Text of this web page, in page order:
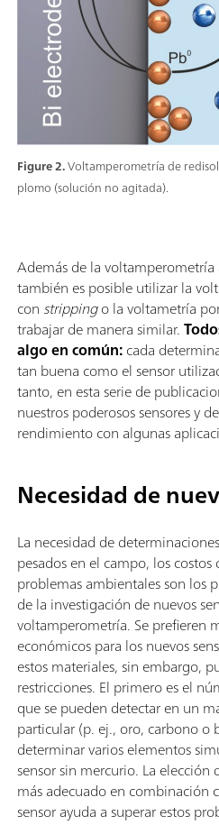
Figure 2.Voltamperometría de
plomo (solución no agitada).
Además de la
también es posible utilizar la
con strippingo la voltametría
trabajar de manera similar.
algo en común:cada
tan buena como el sensor
tanto, en esta serie de
nuestros poderosos sensores y
rendimiento con algunas
Necesidad de
La necesidad de
pesados en el campo, los costos
problemas ambientales son los
de la investigación de nuevos
voltamperometría. Se prefieren
económicos para los nuevos
estos materiales, sin embargo,
restricciones. El primero es el
que se pueden detectar en un
particular (p. ej., oro, carbono o
determinar varios elementos
sensor sin mercurio. La
más adecuado en combinación
sensor ayuda a superar estos